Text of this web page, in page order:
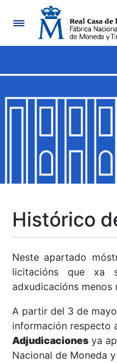
Mostrar/Ocultar
Mostrar/Ocultar
Mostrar/Ocultar
Mostrar/Ocultar
Mostrar/Ocultar
Mostrar/Ocultar
Histórico
Neste apartado
licitacións que xa
adxudicacións menos
A partir del 3 de
información respecto
Adjudicaciones ya
Nacional de Moneda